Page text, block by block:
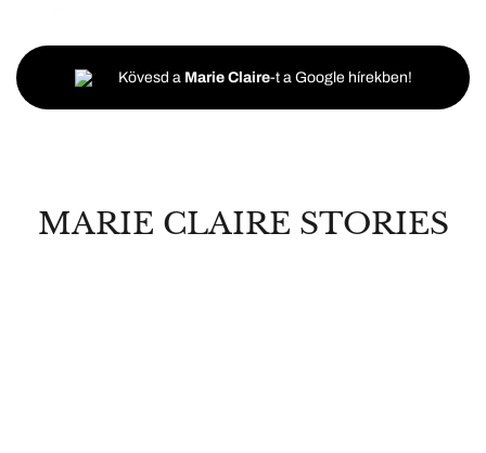
Kövesd a Marie Claire-t a Google hírekben!
MARIE CLAIRE STORIES